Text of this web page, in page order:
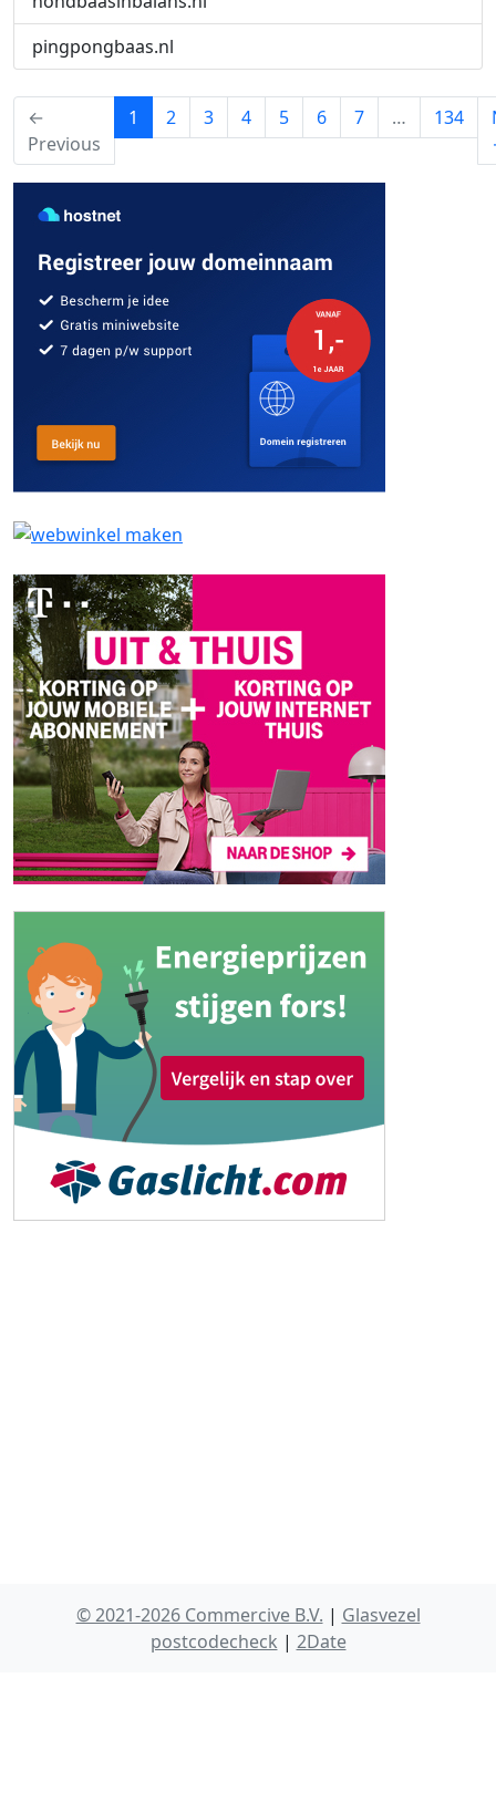
pingpongbaas.nl
←
Previous
1 (current)
2 3 4 5 6 7 … 134
© 2021-2026 Commercive B.V. | Glasvezel
postcodecheck | 2Date